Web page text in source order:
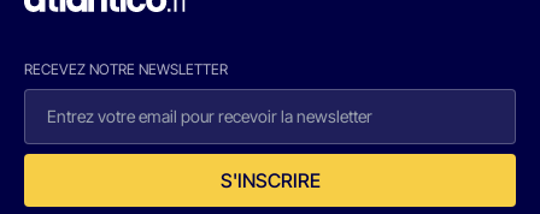
RECEVEZ NOTRE NEWSLETTER
S'INSCRIRE